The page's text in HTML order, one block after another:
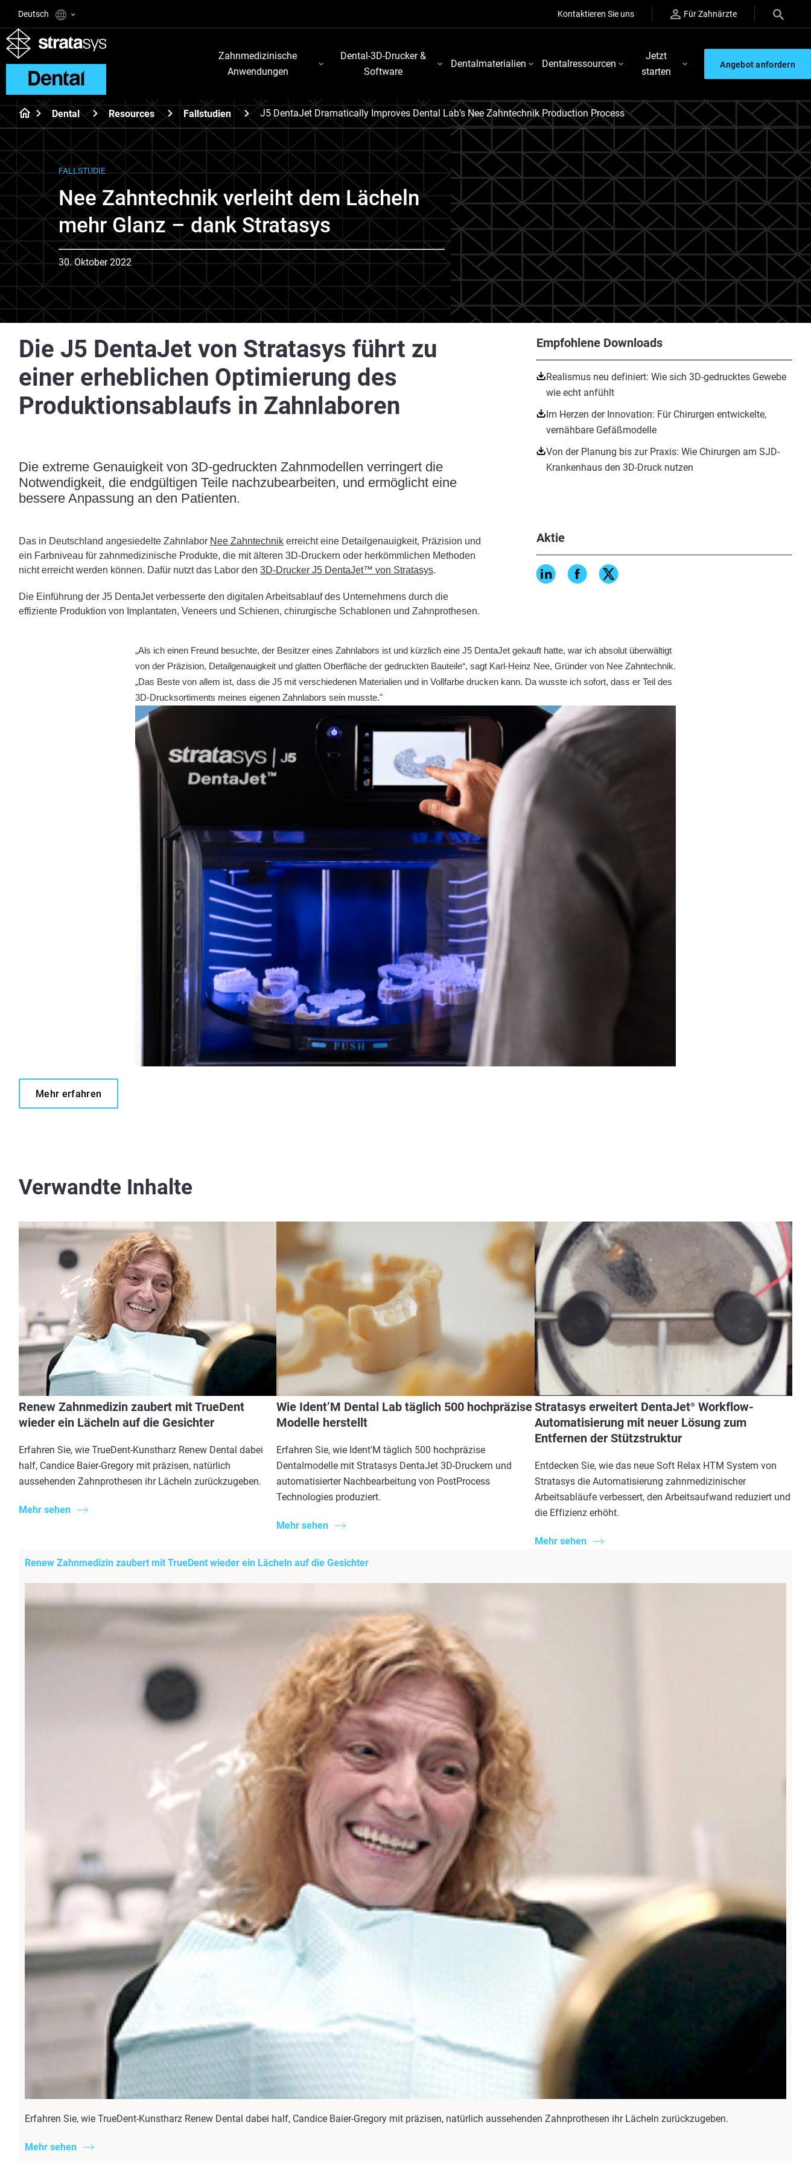
Deutsch Kontaktieren Sie uns Für Zahnärzte
Zahnmedizinische
Anwendungen
Dental-3D-Drucker &
Software
Dentalmaterialien Dentalressourcen
Jetzt
starten
Angebot anfordern
Dental Resources Fallstudien J5 DentaJet Dramatically Improves Dental Lab’s Nee Zahntechnik Production Process
FALLSTUDIE
Nee Zahntechnik verleiht dem Lächeln
mehr Glanz – dank Stratasys
30. Oktober 2022
Empfohlene Downloads
Realismus neu definiert: Wie sich 3D-gedrucktes Gewebe
wie echt anfühlt
Im Herzen der Innovation: Für Chirurgen entwickelte,
vernähbare Gefäßmodelle
Von der Planung bis zur Praxis: Wie Chirurgen am SJD-
Krankenhaus den 3D-Druck nutzen
Aktie
Die J5 DentaJet von Stratasys führt zu
einer erheblichen Optimierung des
Produktionsablaufs in Zahnlaboren
Die extreme Genauigkeit von 3D-gedruckten Zahnmodellen verringert die
Notwendigkeit, die endgültigen Teile nachzubearbeiten, und ermöglicht eine
bessere Anpassung an den Patienten.
Das in Deutschland angesiedelte Zahnlabor Nee Zahntechnik erreicht eine Detailgenauigkeit, Präzision und
ein Farbniveau für zahnmedizinische Produkte, die mit älteren 3D-Druckern oder herkömmlichen Methoden
nicht erreicht werden können. Dafür nutzt das Labor den 3D-Drucker J5 DentaJet™ von Stratasys.
Die Einführung der J5 DentaJet verbesserte den digitalen Arbeitsablauf des Unternehmens durch die
effiziente Produktion von Implantaten, Veneers und Schienen, chirurgische Schablonen und Zahnprothesen.
„Als ich einen Freund besuchte, der Besitzer eines Zahnlabors ist und kürzlich eine J5 DentaJet gekauft hatte, war ich absolut überwältigt
von der Präzision, Detailgenauigkeit und glatten Oberfläche der gedruckten Bauteile“, sagt Karl-Heinz Nee, Gründer von Nee Zahntechnik.
„Das Beste von allem ist, dass die J5 mit verschiedenen Materialien und in Vollfarbe drucken kann. Da wusste ich sofort, dass er Teil des
3D-Drucksortiments meines eigenen Zahnlabors sein musste."
Mehr erfahren
Verwandte Inhalte
Renew Zahnmedizin zaubert mit TrueDent
wieder ein Lächeln auf die Gesichter
Erfahren Sie, wie TrueDent-Kunstharz Renew Dental dabei
half, Candice Baier-Gregory mit präzisen, natürlich
aussehenden Zahnprothesen ihr Lächeln zurückzugeben.
Mehr sehen
Wie Ident’M Dental Lab täglich 500 hochpräzise
Modelle herstellt
Erfahren Sie, wie Ident'M täglich 500 hochpräzise
Dentalmodelle mit Stratasys DentaJet 3D-Druckern und
automatisierter Nachbearbeitung von PostProcess
Technologies produziert.
Mehr sehen
Stratasys erweitert DentaJet®Workflow-
Automatisierung mit neuer Lösung zum
Entfernen der Stützstruktur
Entdecken Sie, wie das neue Soft Relax HTM System von
Stratasys die Automatisierung zahnmedizinischer
Arbeitsabläufe verbessert, den Arbeitsaufwand reduziert und
die Effizienz erhöht.
Mehr sehen
Renew Zahnmedizin zaubert mit TrueDent wieder ein Lächeln auf die Gesichter
Erfahren Sie, wie TrueDent-Kunstharz Renew Dental dabei half, Candice Baier-Gregory mit präzisen, natürlich aussehenden Zahnprothesen ihr Lächeln zurückzugeben.
Mehr sehen